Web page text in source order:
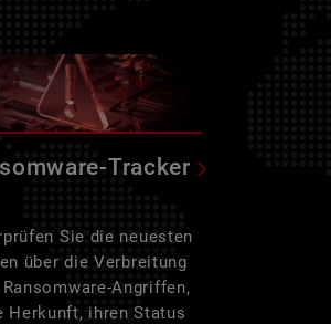
Tracker
Sie die neuesten
über die Verbreitung
Angriffen,
Herkunft, ihren Status